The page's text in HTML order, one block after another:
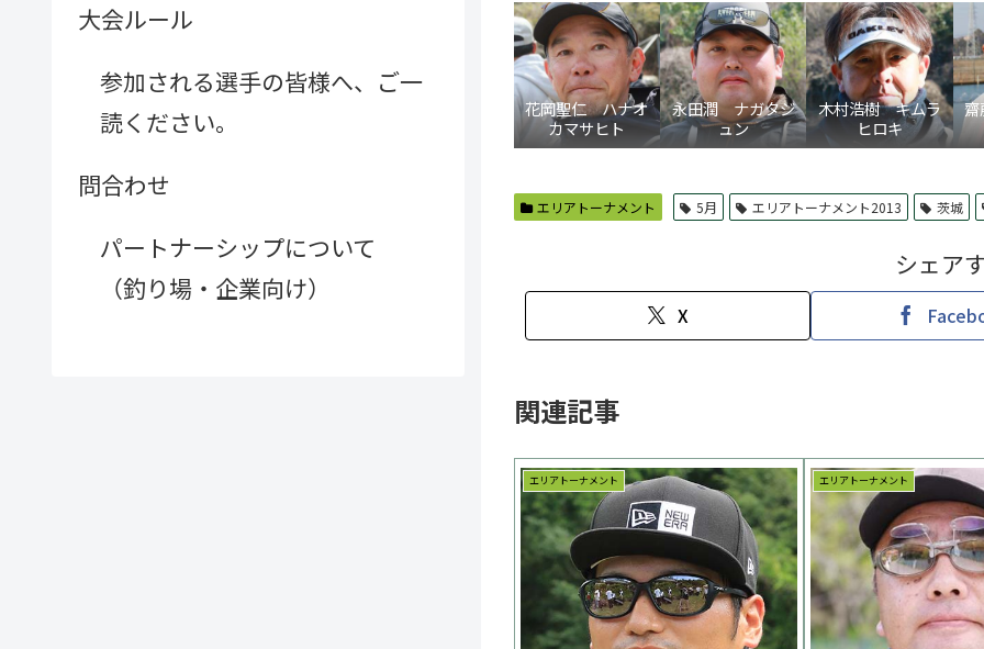
花岡聖仁 ハナオ
カマサヒト
永田潤 ナガタジ
ュン
木村浩樹 キムラ
ヒロキ
エリアトーナメント 5月 エリアトーナメント2013 茨城
シェア
X
関連記事
エリアトーナメント エリアトーナメント
大会ルール
参加される選手の皆様へ、ご一
読ください。
問合わせ
パートナーシップについて
（釣り場・企業向け）